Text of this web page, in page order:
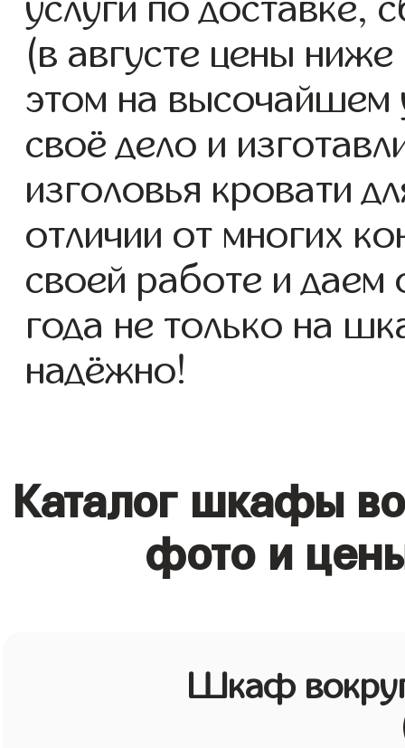
услуги по доставке,
(в августе цены
этом на
своё дело и
изголовья кровати
отличии от многих
своей работе и
года не только на
надёжно!
Каталог шкафы
фото и
Шкаф вокруг